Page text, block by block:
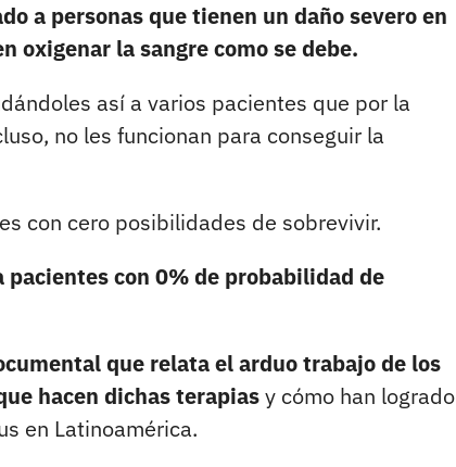
a personas que tienen un daño severo en
oxigenar la sangre como se debe.
así a varios pacientes que por la
no les funcionan para conseguir la
con cero posibilidades de sobrevivir.
pacientes con 0% de probabilidad de
que relata el arduo trabajo de los
hacen dichas terapiasy cómo han logrado
en Latinoamérica.